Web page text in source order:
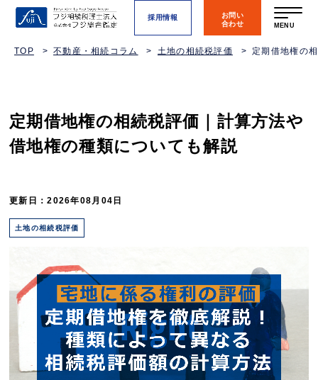
採用情報
お問い
合わせ
MENU
TOP 不動産・相続コラム 土地の相続税評価 定期借地権の
定期借地権の相続税評価｜計算方法や
借地権の種類についても解説
更新日：2026年08月04日
土地の相続税評価